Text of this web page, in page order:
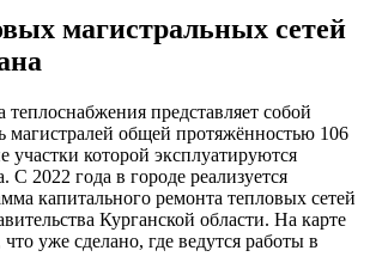
магистральных сетей
теплоснабжения представляет собой
магистралей общей протяжённостью 106
участки которой эксплуатируются
С 2022 года в городе реализуется
капитального ремонта тепловых сетей
Курганской области. На карте
уже сделано, где ведутся работы в